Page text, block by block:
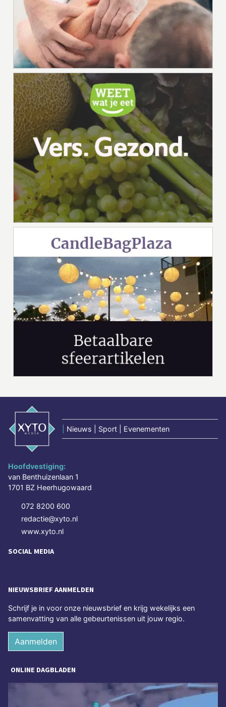
Nieuws | Sport | Evenementen
Hoofdvestiging:
van Benthuizenlaan 1
1701 BZ Heerhugowaard
072 8200 600
redactie@xyto.nl
www.xyto.nl
SOCIAL MEDIA
NIEUWSBRIEF AANMELDEN
Schrijf je in voor onze nieuwsbrief en krijg wekelijks een
samenvatting van alle gebeurtenissen uit jouw regio.
Aanmelden
ONLINE DAGBLADEN